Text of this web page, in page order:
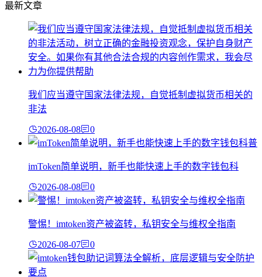
最新文章
我们应当遵守国家法律法规，自觉抵制虚拟货币相关的
非法
2026-08-08 0
imToken简单说明，新手也能快速上手的数字钱包科
2026-08-08 0
警惕！imtoken资产被盗转，私钥安全与维权全指南
2026-08-07 0